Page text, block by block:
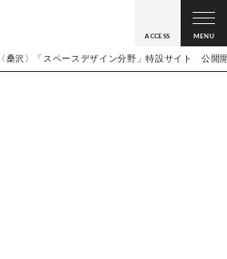
ACCESS MENU
〈桑沢〉「スペースデザイン分野」特設サイト 公開